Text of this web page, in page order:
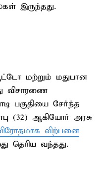
இருந்தது.
மற்றும் மதுபான
விசாரணை
பகுதியை சேர்ந்த
(32) ஆகியோர் அரசு
விற்பனை
தெரிய வந்தது.